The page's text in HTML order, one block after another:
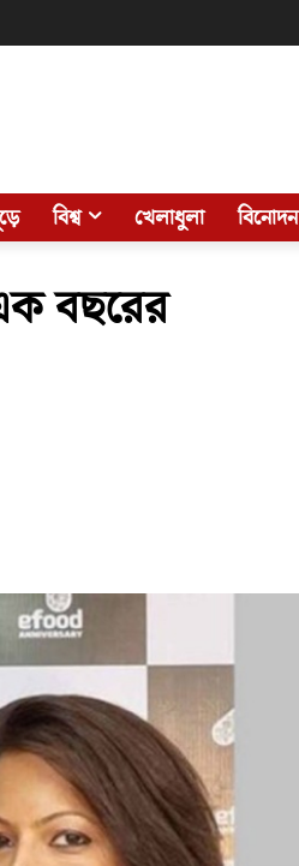
বিশ্ব খেলাধুলা বিনোদন
এক বছরের